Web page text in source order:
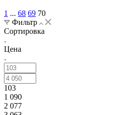
1 ... 68 69 70
Фильтр
Сортировка
Цена
103
1 090
2 077